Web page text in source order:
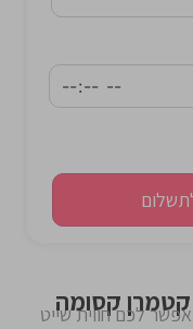
קטמרן קסומה
לכם חווית שייט